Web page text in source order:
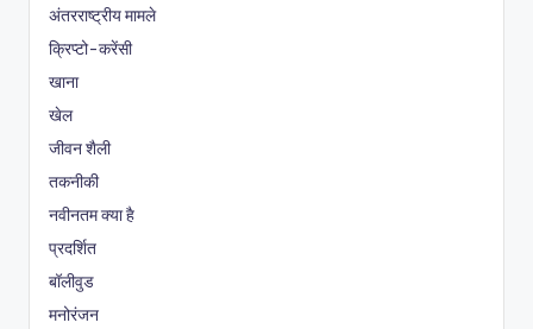
अंतरराष्ट्रीय मामले
क्रिप्टो-करेंसी
खाना
खेल
जीवन शैली
तकनीकी
नवीनतम क्या है
प्रदर्शित
बॉलीवुड
मनोरंजन